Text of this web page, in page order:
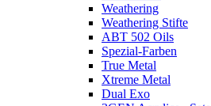
Weathering
Weathering Stifte
ABT 502 Oils
Spezial-Farben
True Metal
Xtreme Metal
Dual Exo